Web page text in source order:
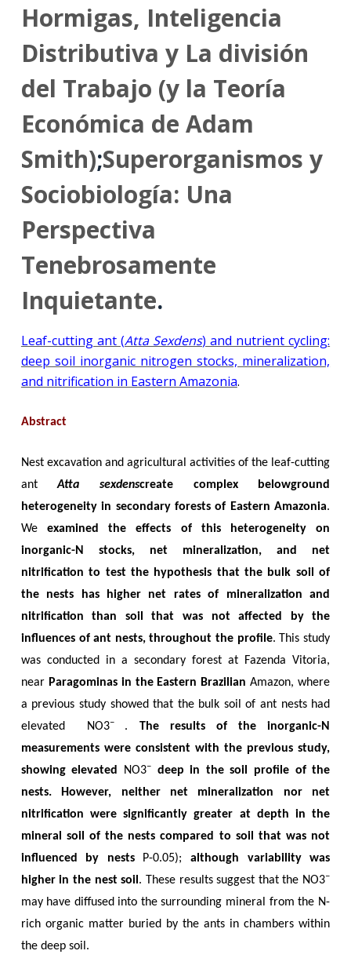
Hormigas, Inteligencia
Distributiva y La división
del Trabajo (y la Teoría
Económica de Adam
Smith);Superorganismos y
Sociobiología: Una
Perspectiva
Tenebrosamente
Inquietante.
Leaf-cutting ant (Atta Sexdens) and nutrient cycling:
deep soil inorganic nitrogen stocks, mineralization,
and nitrification in Eastern Amazonia.
Abstract
Nest excavation and agricultural activities of the leaf-cutting
antAtta sexdenscreate complex belowground
heterogeneity in secondary forests of Eastern Amazonia.
Weexamined the effects of this heterogeneity on
inorganic-N stocks, net mineralization, and net
nitrification to test the hypothesis that the bulk soil of
the nests has higher net rates of mineralization and
nitrification than soil that was not affected by the
influences of ant nests, throughout the profile. This study
was conducted in a secondary forest at Fazenda Vitoria,
near Paragominas in the Eastern Brazilian Amazon, where
a previous study showed that the bulk soil of ant nests had
elevated
NO3– . The results of the inorganic-N
measurements were consistent with the previous study,
showing elevated NO3–
deep in the soil profile of the
nests. However, neither net mineralization nor net
nitrification were significantly greater at depth in the
mineral soil of the nests compared to soil that was not
influenced by nestsP-0.05);although variability was
higher in the nest soil. These results suggest that the NO3–
may have diffused into the surrounding mineral from the N-
rich organic matter buried by the ants in chambers within
the deep soil.